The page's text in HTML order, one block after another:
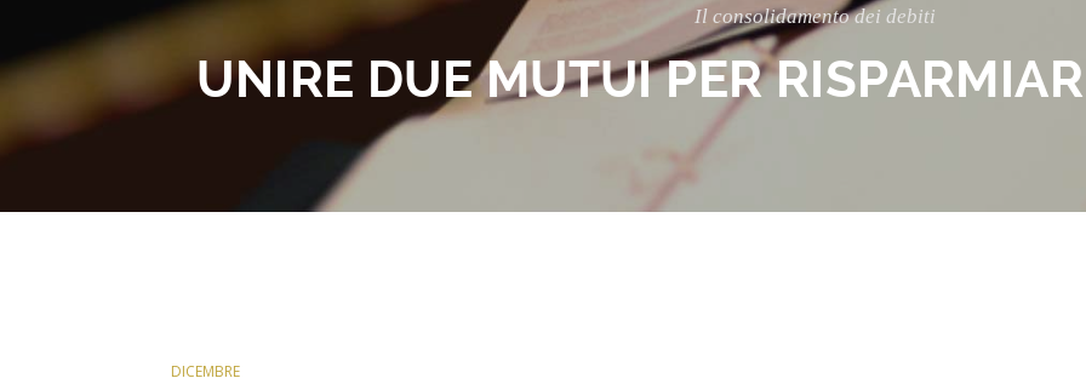
Il consolidamento dei debiti
UNIRE DUE MUTUI PER
DICEMBRE